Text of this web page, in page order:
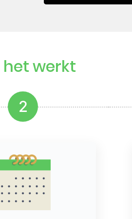
het werkt
2